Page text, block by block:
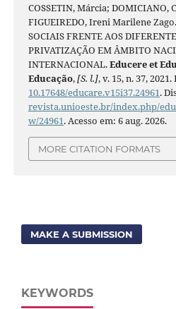
COSSETIN, Márcia; DOMICIANO,
FIGUEIREDO, Ireni Marilene
SOCIAIS FRENTE AOS
PRIVATIZAÇÃO EM ÂMBITO
INTERNACIONAL.Educere et
Educação,[S. l.], v. 15, n. 37, 2021.
10.17648/educare.v15i37.24961.
revista.unioeste.br/index.php/
w/24961. Acesso em: 6 aug. 2026.
MORE CITATION FORMATS
MAKE A SUBMISSION
KEYWORDS